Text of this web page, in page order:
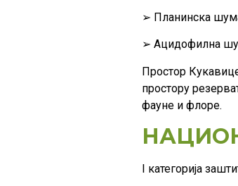
➢ Планинска
➢ Ацидофилна
Простор
простору
фауне и флоре.
Ι категорија